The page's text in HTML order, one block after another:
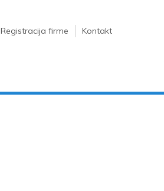
Registracija firme Kontakt